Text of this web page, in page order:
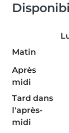
Matin
Après
midi
Tard dans
l'après-
midi